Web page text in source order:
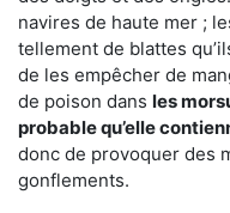
navires de haute mer ;
tellement de blattes
de les empêcher de
de poison dans les
probable qu’elle
donc de provoquer des
gonflements.